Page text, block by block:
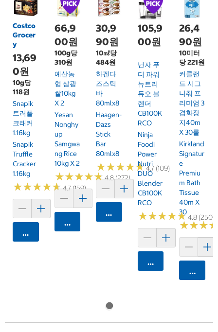
Costco
Grocer
y
13,69
0원
10g당
118원
Snapik
트러플
크래커
1.16kg
Snapik
Truffle
Cracker
1.16kg
★★★★★
★★★★★4.7 (159)
카트에 담기
66,9
00원
100g당
310원
예산농
협 삼광
쌀10kg
X 2
Yesan
Nonghy
Up
Samgwa
Ng Rice
10kg X 2
★★★★★
★★★★★4.8 (272)
카트에 담기
30,9
90원
10㎖당
484원
하겐다
즈스틱
바
80mlx8
Haagen-
Dazs
Stick
Bar
80mlx8
★★★★★
★★★★★4.7 (109)
카트에 담기
105,9
00원
닌자 푸
디 파워
뉴트리
듀오 블
렌더
CB100K
RCO
Ninja
Foodi
Power
Nutri
DUO
Blender
CB100K
RCO
★★★★★
★★★★★4.8 (250)
카트에 담기
26,4
90원
10미터
당 221원
커클랜
드 시그
니춰 프
리미엄 3
겹화장
지40m
X 30롤
Kirkland
Signatur
E
Premiu
M Bath
Tissue
40m X
30
★★★
★★★
카트에